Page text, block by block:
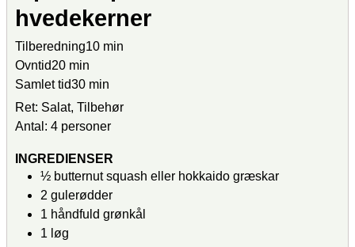
hvedekerner
Tilberedning10 min
Ovntid20 min
Samlet tid30 min
Ret: Salat, Tilbehør
Antal: 4 personer
INGREDIENSER
½ butternut squash eller hokkaido græskar
2 gulerødder
1 håndfuld grønkål
1 løg